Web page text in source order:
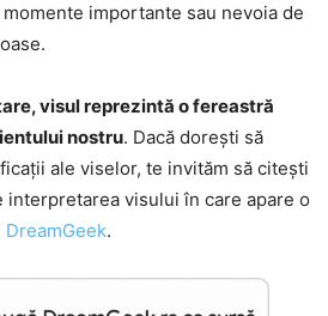
importante sau nevoia de
visul reprezintă o fereastră
nostru. Dacă dorești să
ale viselor, te invităm să citești
visului în care apare o
DreamGeek.